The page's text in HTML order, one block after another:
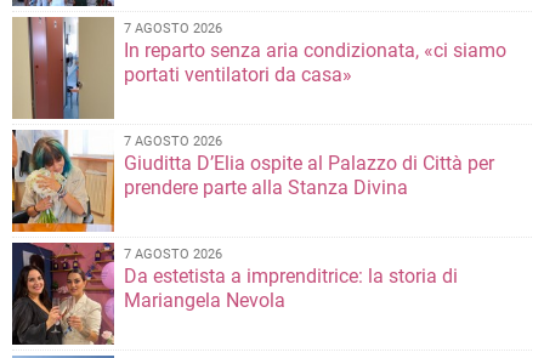
7 AGOSTO 2026
In reparto senza aria condizionata, «ci siamo
portati ventilatori da casa»
7 AGOSTO 2026
Giuditta D’Elia ospite al Palazzo di Città per
prendere parte alla Stanza Divina
7 AGOSTO 2026
Da estetista a imprenditrice: la storia di
Mariangela Nevola